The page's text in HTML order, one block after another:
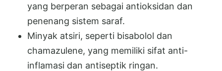
yang berperan sebagai antioksidan dan
penenang sistem saraf.
Minyak atsiri, seperti bisabolol dan
chamazulene, yang memiliki sifat anti-
inflamasi dan antiseptik ringan.